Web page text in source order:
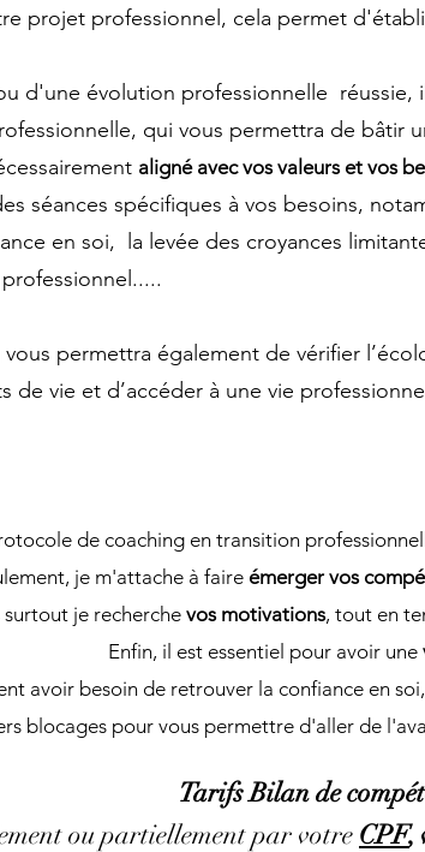
projet professionnel, cela permet
d'une évolution professionnelle réussie,
qui vous permettra de bâtir
aligné avec vos valeurs et vos
séances spécifiques à vos besoins,
en soi, la levée des croyances
permettra également de vérifier
de vie et d’accéder à une vie
de coaching en transition
je m'attache à faire émerger vos
surtout je recherche vos motivations, tout en
Enfin, il est essentiel pour avoir une
avoir besoin de retrouver la confiance en
blocages pour vous permettre d'aller de
TarifsBilan de
ou partiellement par votre CPF,